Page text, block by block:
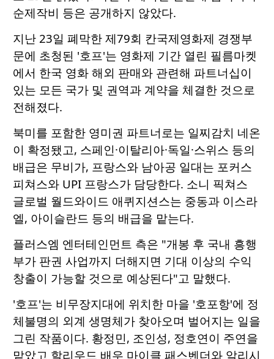
순제작비 등은 공개하지 않았다.
지난 23일 폐막한 제79회 칸국제영화제 경쟁부
문에 초청된 '호프'는 영화제 기간 열린 필름마켓
에서 한국 영화 해외 판매와 관련해 파트너십이
있는 모든 국가 및 권역과 계약을 체결한 것으로
전해졌다.
북미를 포함한 영미권 파트너로는 일찌감치 네온
이 확정됐고, 스페인·이탈리아·독일·스위스 등의
배급은 무비가, 프랑스와 남아공 일대는 포커스
피쳐스와 UPI 프랑스가 담당한다. 소니 픽쳐스
글로벌 월드와이드 애퀴지션스는 중동과 이스라
엘, 아이슬란드 등의 배급을 맡는다.
플러스엠 엔터테인먼트 측은 "개봉 후 국내 흥행
부가 판권 사업까지 더해지면 기대 이상의 수익
창출이 가능할 것으로 예상된다"고 말했다.
'호프'는 비무장지대에 위치한 마을 '호포항'에 정
체불명의 외계 생명체가 찾아오며 벌어지는 일을
그린 작품이다. 황정민, 조인성, 정호연이 주연을
맡았고 할리우드 배우 마이클 패스벤더와 알리시